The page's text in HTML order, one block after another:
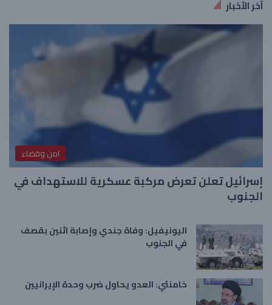
آخر الأخبار
امن وقضاء
إسرائيل تعلن تعرض مركبة عسكرية للاستهداف في
الجنوب
اليونيفيل: وفاة جندي وإصابة اثنين بقصف
في الجنوب
خامنئي: العدو يحاول ضرب وحدة الإيرانيين